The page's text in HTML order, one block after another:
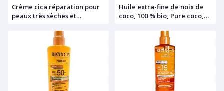
Crème cica réparation pour
peaux très sèches et
mains, 10 % Urée, Expert
Peau sensible, Mixa, 400 ml
Huile extra-fine de noix de
coco, 100 % bio, Pure coco,